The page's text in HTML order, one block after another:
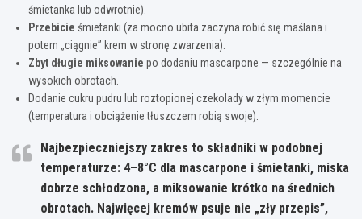
śmietanka lub odwrotnie).
Przebicie śmietanki (za mocno ubita zaczyna robić się maślana i
potem „ciągnie” krem w stronę zwarzenia).
Zbyt długie miksowanie po dodaniu mascarpone — szczególnie na
wysokich obrotach.
Dodanie cukru pudru lub roztopionej czekolady w złym momencie
(temperatura i obciążenie tłuszczem robią swoje).
Najbezpieczniejszy zakres to składniki w podobnej
temperaturze: 4–8°C dla mascarpone i śmietanki, miska
dobrze schłodzona, a miksowanie krótko na średnich
obrotach. Najwięcej kremów psuje nie „zły przepis”,